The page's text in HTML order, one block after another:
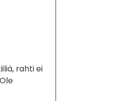
rahti ei